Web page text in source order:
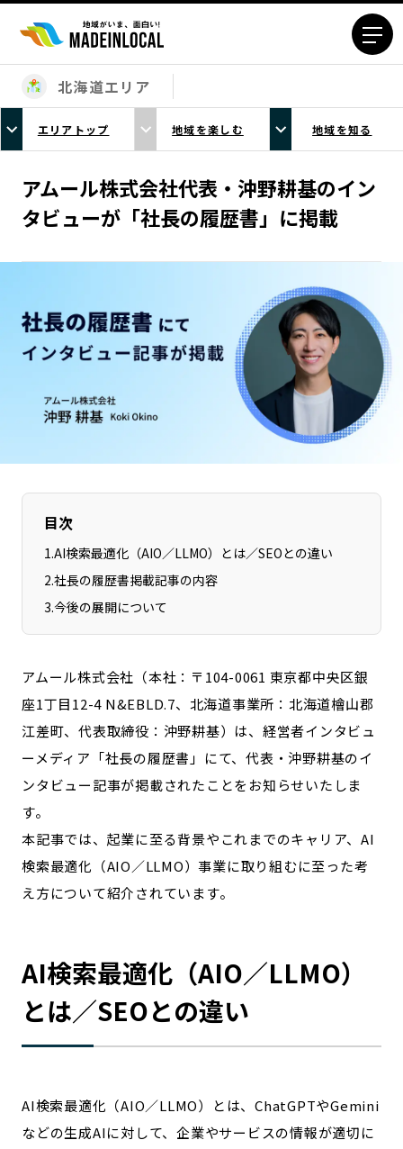
エリアから探す
北海道エリア
青森エリア
宮城エリア
秋田エリア
山形エリア
福島エリア
茨城エリア
栃木エリア
群馬エリア
東京23区エリア
多摩エリア
神奈川エリア
新潟エリア
石川エリア
福井エリア
山梨エリア
長野エリア
岐阜エリア
山口エリア
徳島エリア
香川エリア
愛媛エリア
高知エリア
福岡エリア
佐賀エリア
長崎エリア
熊本エリア
大分エリア
宮崎エリア
沖縄エリア
特集コンテンツ
地域を代表する 企業100選
プレスリリース
行政連携記事
MILCプロジェクト
選出企業特別対談
Localist
SDGsの先駆者
地域豆知識
ニッポンの百選大全集
Sporkle
北海道エリア
エリアトップ 地域を楽しむ 地域を知る
アムール株式会社代表・沖野耕基のイン
タビューが「社長の履歴書」に掲載
目次
1.AI検索最適化（AIO／LLMO）とは／SEOとの違い
2.社長の履歴書掲載記事の内容
3.今後の展開について
アムール株式会社（本社：〒104-0061 東京都中央区銀
座1丁目12-4 N&EBLD.7、北海道事業所：北海道檜山郡
江差町、代表取締役：沖野耕基）は、経営者インタビュ
ーメディア「社長の履歴書」にて、代表・沖野耕基のイ
ンタビュー記事が掲載されたことをお知らせいたしま
す。
本記事では、起業に至る背景やこれまでのキャリア、AI
検索最適化（AIO／LLMO）事業に取り組むに至った考
え方について紹介されています。
AI検索最適化（AIO／LLMO）
とは／SEOとの違い
AI検索最適化（AIO／LLMO）とは、ChatGPTやGemini
などの生成AIに対して、企業やサービスの情報が適切に